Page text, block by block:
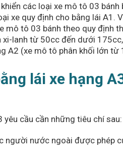
các loại xe mô tô 03 bánh
xe quy định cho bằng lái A1.
mô tô 03 bánh theo quy định
lanh từ 50cc đến dưới
A2 (xe mô tô phân khối lớn từ
lái xe hạng
yêu cầu cần những tiêu chí sau:
người nước ngoài được phép